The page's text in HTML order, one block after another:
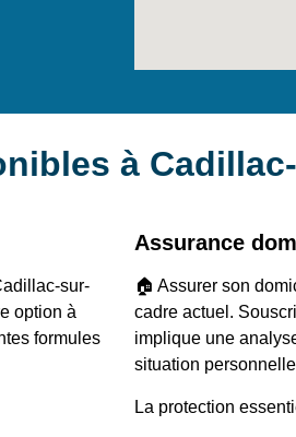
à
sur-
option à
formules
Assurance
🏠 Assurer son
cadre actuel.
implique une
situation
La protection